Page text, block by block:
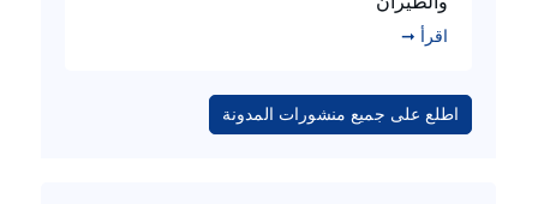
اقرأ ➞
اطلع على جميع منشورات المدونة